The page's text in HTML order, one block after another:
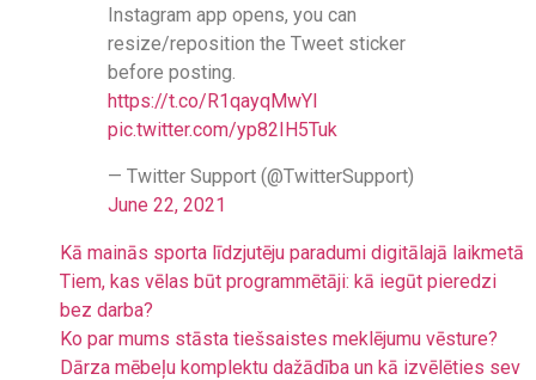
Instagram app opens, you can
resize/reposition the Tweet sticker
before posting.
https://t.co/R1qayqMwYl
pic.twitter.com/yp82IH5Tuk
— Twitter Support (@TwitterSupport)
June 22, 2021
Kā mainās sporta līdzjutēju paradumi digitālajā laikmetā
Tiem, kas vēlas būt programmētāji: kā iegūt pieredzi
bez darba?
Ko par mums stāsta tiešsaistes meklējumu vēsture?
Dārza mēbeļu komplektu dažādība un kā izvēlēties sev